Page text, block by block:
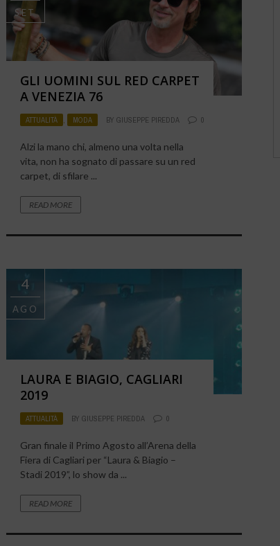
SET
GLI UOMINI SUL RED CARPET
A VENEZIA 76
ATTUALITÀ MODA BY GIUSEPPE PIREDDA 0
Alzi la mano chi, almeno una volta nella
vita, non ha sognato di passare su un red
carpet, di sfilare ...
READ MORE
4
AGO
LAURA E BIAGIO, CAGLIARI
2019
ATTUALITÀ BY GIUSEPPE PIREDDA 0
Gran finale il Primo Agosto all’Arena della
Fiera di Cagliari per “Laura & Biagio –
Stadi 2019”, lo show da ...
READ MORE